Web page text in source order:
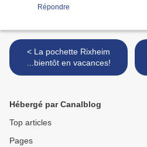
Répondre
< La pochette Rixheim
...bientôt en vacances!
Hébergé par Canalblog
Top articles
Pages